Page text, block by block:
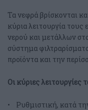
Τα νεφρά βρίσκονται
κύρια λειτουργία τους
νερού και μετάλλων
σύστημα
προϊόντα και την
Οι κύριες λειτουργίες
• Ρυθμιστική, κατά